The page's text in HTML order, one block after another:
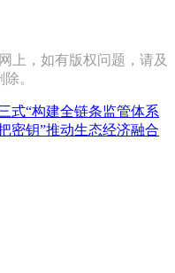
上，如有版权问题，请及
。
式“构建全链条监管体系
密钥”推动生态经济融合